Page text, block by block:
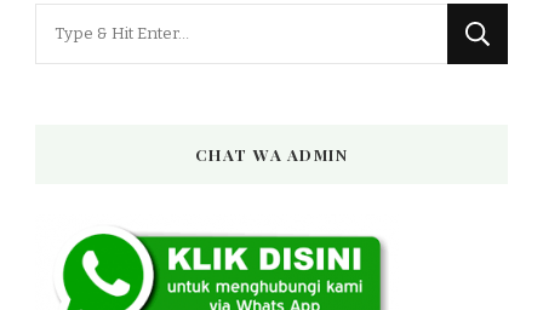
CHAT WA ADMIN